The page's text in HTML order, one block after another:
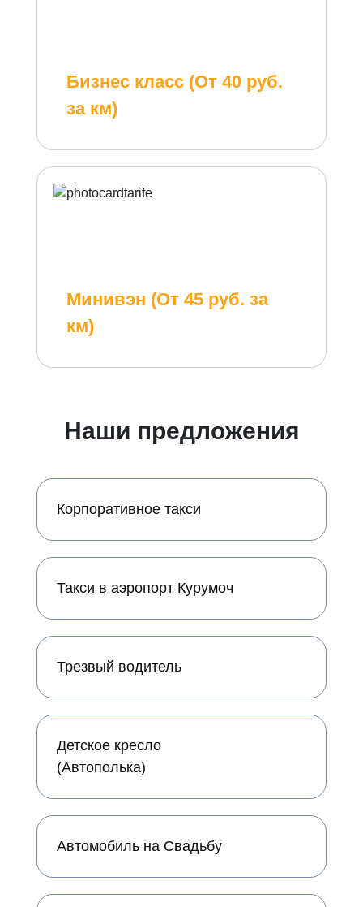
Бизнес класс (От 40 руб.
за км)
Минивэн (От 45 руб. за
км)
Наши предложения
Корпоративное такси
Такси в аэропорт Курумоч
Трезвый водитель
Детское кресло
(Автополька)
Автомобиль на Свадьбу